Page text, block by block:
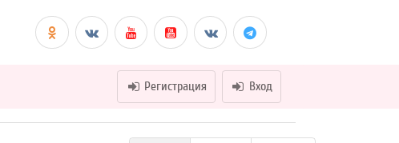
Регистрация Вход